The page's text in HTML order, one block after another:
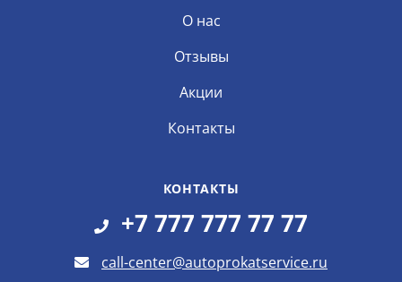
О нас
Отзывы
Акции
Контакты
КОНТАКТЫ
+7 777 777 77 77
call-center@autoprokatservice.ru